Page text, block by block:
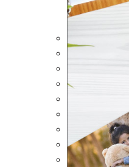
Tazas
Peluches
Puzles
Juegos de
Alfombrillas
Lámparas